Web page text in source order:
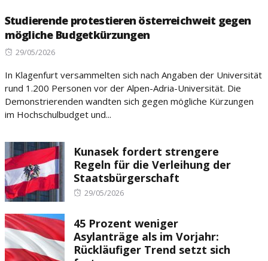
Studierende protestieren österreichweit gegen
mögliche Budgetkürzungen
Posted
29/05/2026
In Klagenfurt versammelten sich nach Angaben der Universität
rund 1.200 Personen vor der Alpen-Adria-Universität. Die
Demonstrierenden wandten sich gegen mögliche Kürzungen
im Hochschulbudget und...
Kunasek fordert strengere
Regeln für die Verleihung der
Staatsbürgerschaft
Posted
29/05/2026
45 Prozent weniger
Asylanträge als im Vorjahr:
Rückläufiger Trend setzt sich